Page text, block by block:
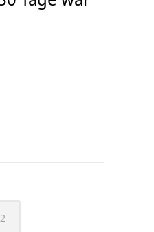
(Diese Option ist zurzeit nicht